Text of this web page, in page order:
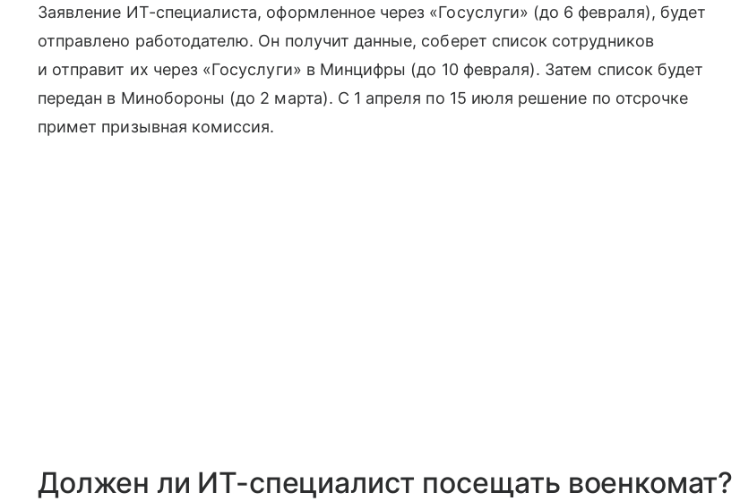
Заявление ИТ-специалиста, оформленное через «Госуслуги» (до 6 февраля), будет
отправлено работодателю. Он получит данные, соберет список сотрудников
и отправит их через «Госуслуги» в Минцифры (до 10 февраля). Затем список будет
передан в Минобороны (до 2 марта). С 1 апреля по 15 июля решение по отсрочке
примет призывная комиссия.
Должен ли ИТ-специалист посещать военкомат?